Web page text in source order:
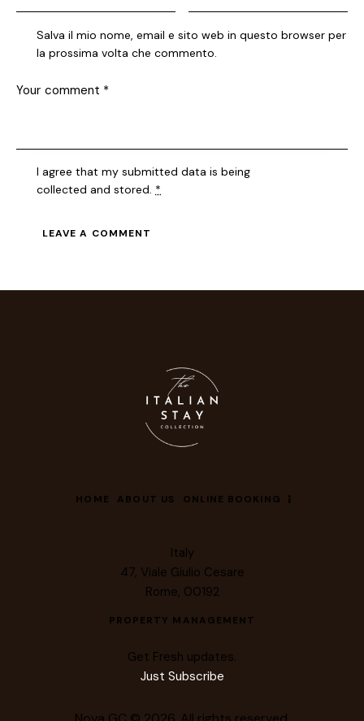
Salva il mio nome, email e sito web in questo browser per
la prossima volta che commento.
I agree that my submitted data is being
collected and stored. *
HOME ABOUT US ONLINE BOOKING
Italy
47, Viale Giulio Cesare
Rome, 00192
PROPERTY MANAGEMENT
Get Fresh updates.
Just Subscribe